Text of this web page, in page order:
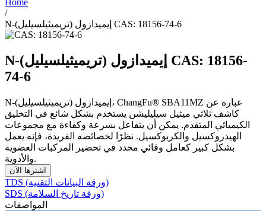
Home
/
N-(تريميثيلسيليل) إيميدازول CAS: 18156-74-6
N-(تريميثيلسيليل) إيميدازول CAS: 18156-
74-6
N-(تريميثيلسيليل) إيميدازول، ChangFu® SBA11MZ عبارة عن
كاشف ثلاثي ميثيل سيليليشن يستخدم بشكل شائع في التخليق
الكيميائي المتقدم. يمكن أن يتفاعل بسرعة وكفاءة مع مجموعات
الهيدروكسيل والكربوكسيل. نظرًا لخصائصه الفريدة، فإنه يعمل
بشكل كبير كعامل وقائي محدد في تحضير المركبات العضوية
والأدوية.
اشترها الآن
TDS (ورقة البيانات التقنية)
SDS (ورقة تاريخ السلامة)
المواصفات